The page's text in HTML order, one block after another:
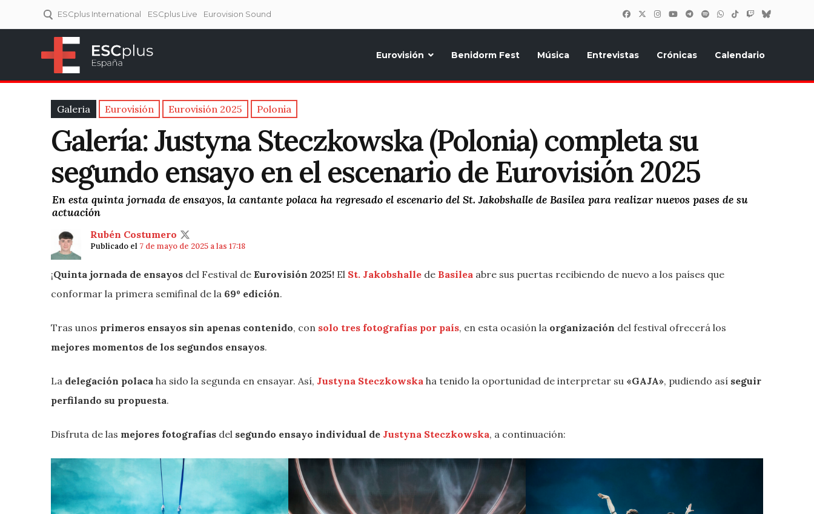
ESCplus International ESCplus Live Eurovision Sound
Eurovisión Benidorm Fest Música Entrevistas Crónicas Calendario
Galeria Eurovisión Eurovisión 2025 Polonia
Galería: Justyna Steczkowska (Polonia) completa su
segundo ensayo en el escenario de Eurovisión 2025
En esta quinta jornada de ensayos, la cantante polaca ha regresado el escenario del St. Jakobshalle de Basilea para realizar nuevos pases de su
actuación
Rubén Costumero
Publicado el 7 de mayo de 2025 a las 17:18
¡Quinta jornada de ensayos del Festival de Eurovisión 2025! El St. Jakobshalle de Basilea abre sus puertas recibiendo de nuevo a los países que
conformar la primera semifinal de la 69º edición.
Tras unos primeros ensayos sin apenas contenido, con solo tres fotografías por país, en esta ocasión la organización del festival ofrecerá los
mejores momentos de los segundos ensayos.
La delegación polaca ha sido la segunda en ensayar. Así, Justyna Steczkowska ha tenido la oportunidad de interpretar su «GAJA», pudiendo así seguir
perfilando su propuesta.
Disfruta de las mejores fotografías del segundo ensayo individual de Justyna Steczkowska, a continuación: